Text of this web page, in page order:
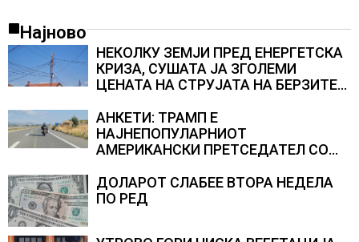
Најново
НЕКОЛКУ ЗЕМЈИ ПРЕД ЕНЕРГЕТСКА
КРИЗА, СУШАТА ЈА ЗГОЛЕМИ
ЦЕНАТА НА СТРУЈАТА НА БЕРЗИТЕ
АНКЕТИ: ТРАМП Е
НАЈНЕПОПУЛАРНИОТ
АМЕРИКАНСКИ ПРЕТСЕДАТЕЛ СО
резултатите од последните анкети
ДОЛАРОТ СЛАБЕЕ ВТОРА НЕДЕЛА
ПО РЕД